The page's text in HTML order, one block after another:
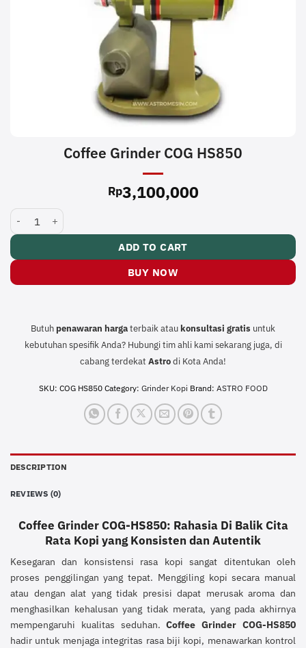
Coffee Grinder COG HS850
Rp3,100,000
Coffee Grinder COG HS850 quantity
ADD TO CART
BUY NOW
Butuh penawaran hargaterbaik atau konsultasi gratis untuk
kebutuhan spesifik Anda? Hubungi tim ahli kami sekarang juga, di
cabang terdekat Astrodi Kota Anda!
SKU: COG HS850 Category: Grinder Kopi Brand: ASTRO FOOD
DESCRIPTION
REVIEWS (0)
Coffee Grinder COG-HS850: Rahasia Di Balik Cita
Rata Kopi yang Konsisten dan Autentik
Kesegaran dan konsistensi rasa kopi sangat ditentukan oleh
proses penggilingan yang tepat. Menggiling kopi secara manual
atau dengan alat yang tidak presisi dapat merusak aroma dan
menghasilkan kehalusan yang tidak merata, yang pada akhirnya
mempengaruhi kualitas seduhan.Coffee Grinder COG-HS850
hadir untuk menjaga integritas rasa biji kopi, menawarkan kontrol